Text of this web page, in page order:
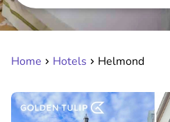
Home Hotels Helmond